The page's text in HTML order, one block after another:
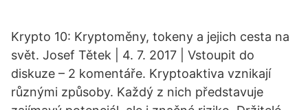
Krypto 10: Kryptoměny, tokeny a jejich cesta na
svět. Josef Tětek | 4. 7. 2017 | Vstoupit do
diskuze – 2 komentáře. Kryptoaktiva vznikají
různými způsoby. Každý z nich představuje